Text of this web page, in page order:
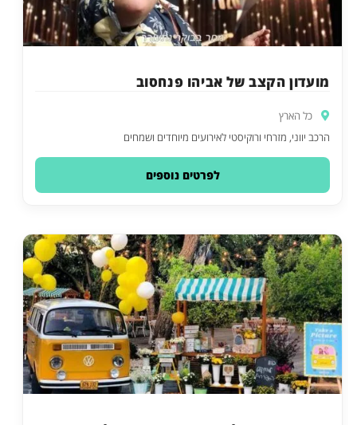
מועדון הקצב של אביהו פנחסוב
כל הארץ
הרכב יווני, מזרחי ורוקיסטי לאירועים מיוחדים ושמחים
לפרטים נוספים